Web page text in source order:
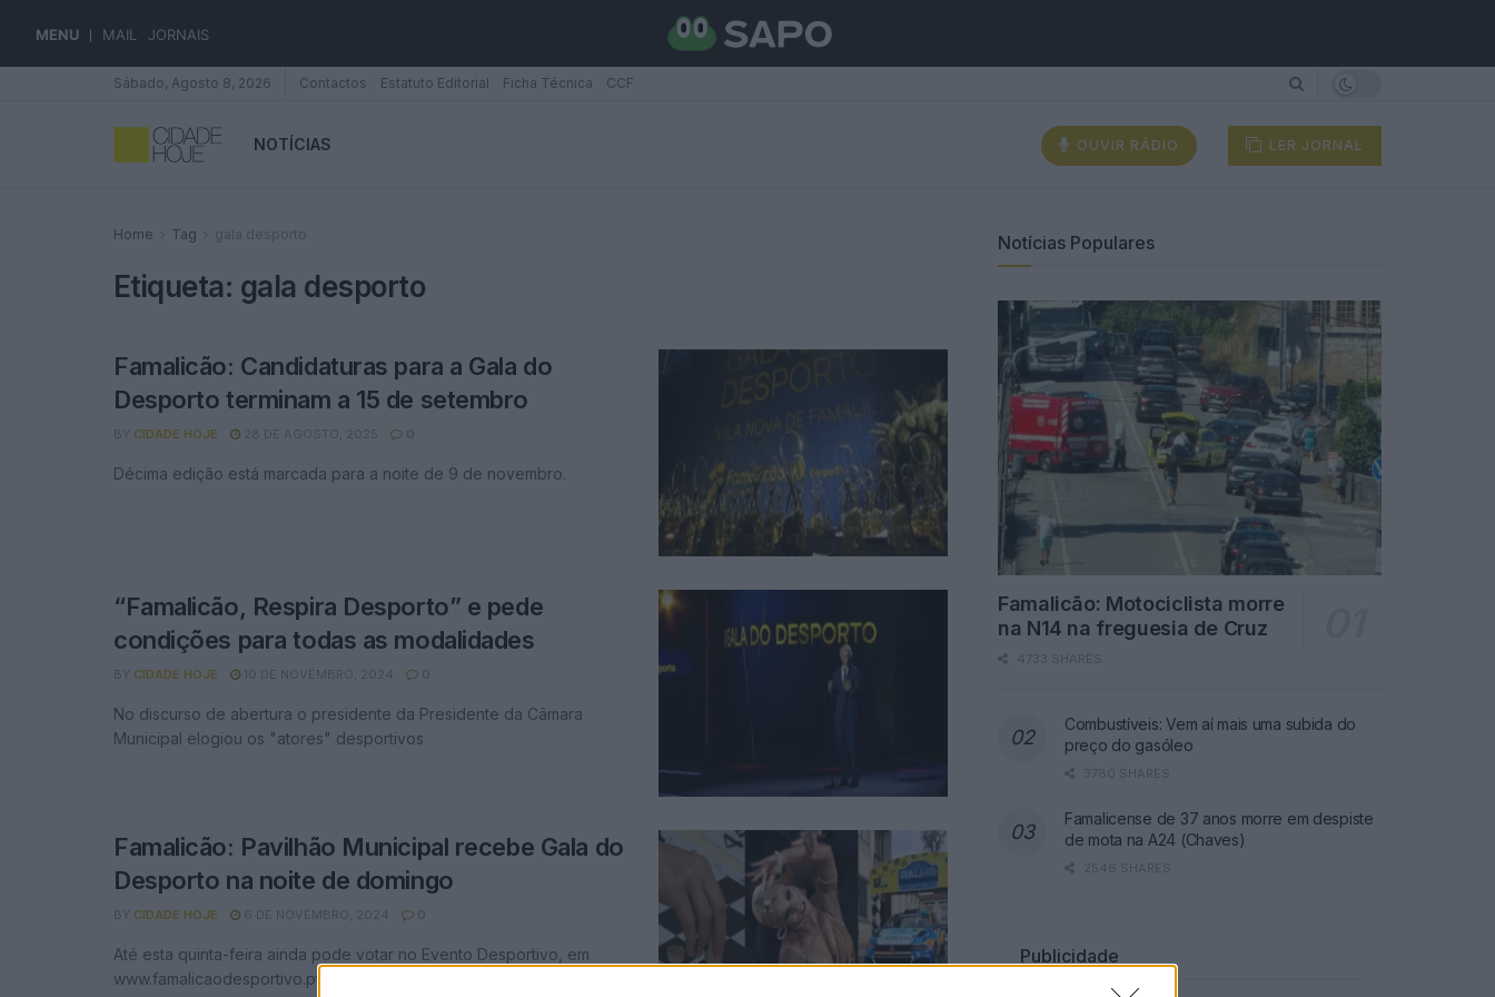
MENU MAIL JORNAIS
Sábado, Agosto 8, 2026 Contactos Estatuto Editorial Ficha Técnica CCF
NOTÍCIAS OUVIR RÁDIO LER JORNAL
Home Tag gala desporto
Etiqueta: gala desporto
Famalicão: Candidaturas para a Gala do
Desporto terminam a 15 de setembro
BY CIDADE HOJE 28 DE AGOSTO, 2025 0
Décima edição está marcada para a noite de 9 de novembro.
“Famalicão, Respira Desporto” e pede
condições para todas as modalidades
BY CIDADE HOJE 10 DE NOVEMBRO, 2024 0
No discurso de abertura o presidente da Presidente da Câmara
Municipal elogiou os "atores" desportivos
Famalicão: Pavilhão Municipal recebe Gala do
Desporto na noite de domingo
BY CIDADE HOJE 6 DE NOVEMBRO, 2024 0
Até esta quinta-feira ainda pode votar no Evento Desportivo, em
www.famalicaodesportivo.pt
Notícias Populares
Famalicão: Motociclista morre
na N14 na freguesia de Cruz
4733 SHARES
Combustíveis: Vem aí mais uma subida do
preço do gasóleo
3780 SHARES
Famalicense de 37 anos morre em despiste
de mota na A24 (Chaves)
2546 SHARES
Publicidade